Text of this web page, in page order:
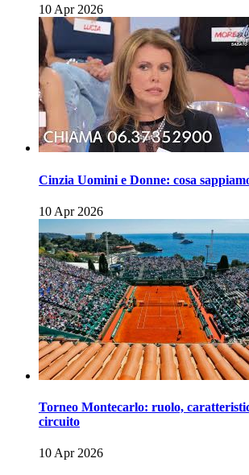
10 Apr 2026
Cinzia Uomini e Donne: cosa
10 Apr 2026
Torneo Montecarlo: ruolo,
circuito
10 Apr 2026